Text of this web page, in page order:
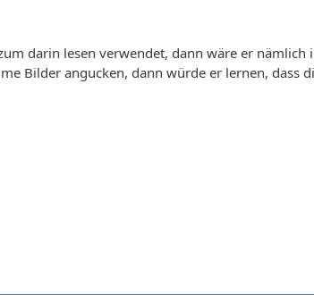
darin lesen verwendet, dann wäre er
Bilder angucken, dann würde er lernen, dass